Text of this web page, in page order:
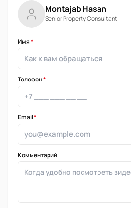
Montajab Hasan
Senior Property Consultant
Имя*
Телефон*
Email*
Комментарий